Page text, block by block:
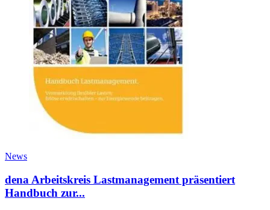
News
dena Arbeitskreis Lastmanagement präsentiert
Handbuch zur...